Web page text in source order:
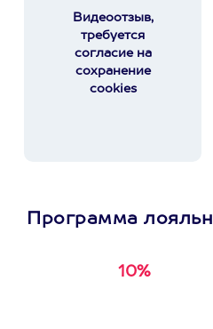
Видеоотзыв,
требуется
согласие на
сохранение
cookies
Программа
10%